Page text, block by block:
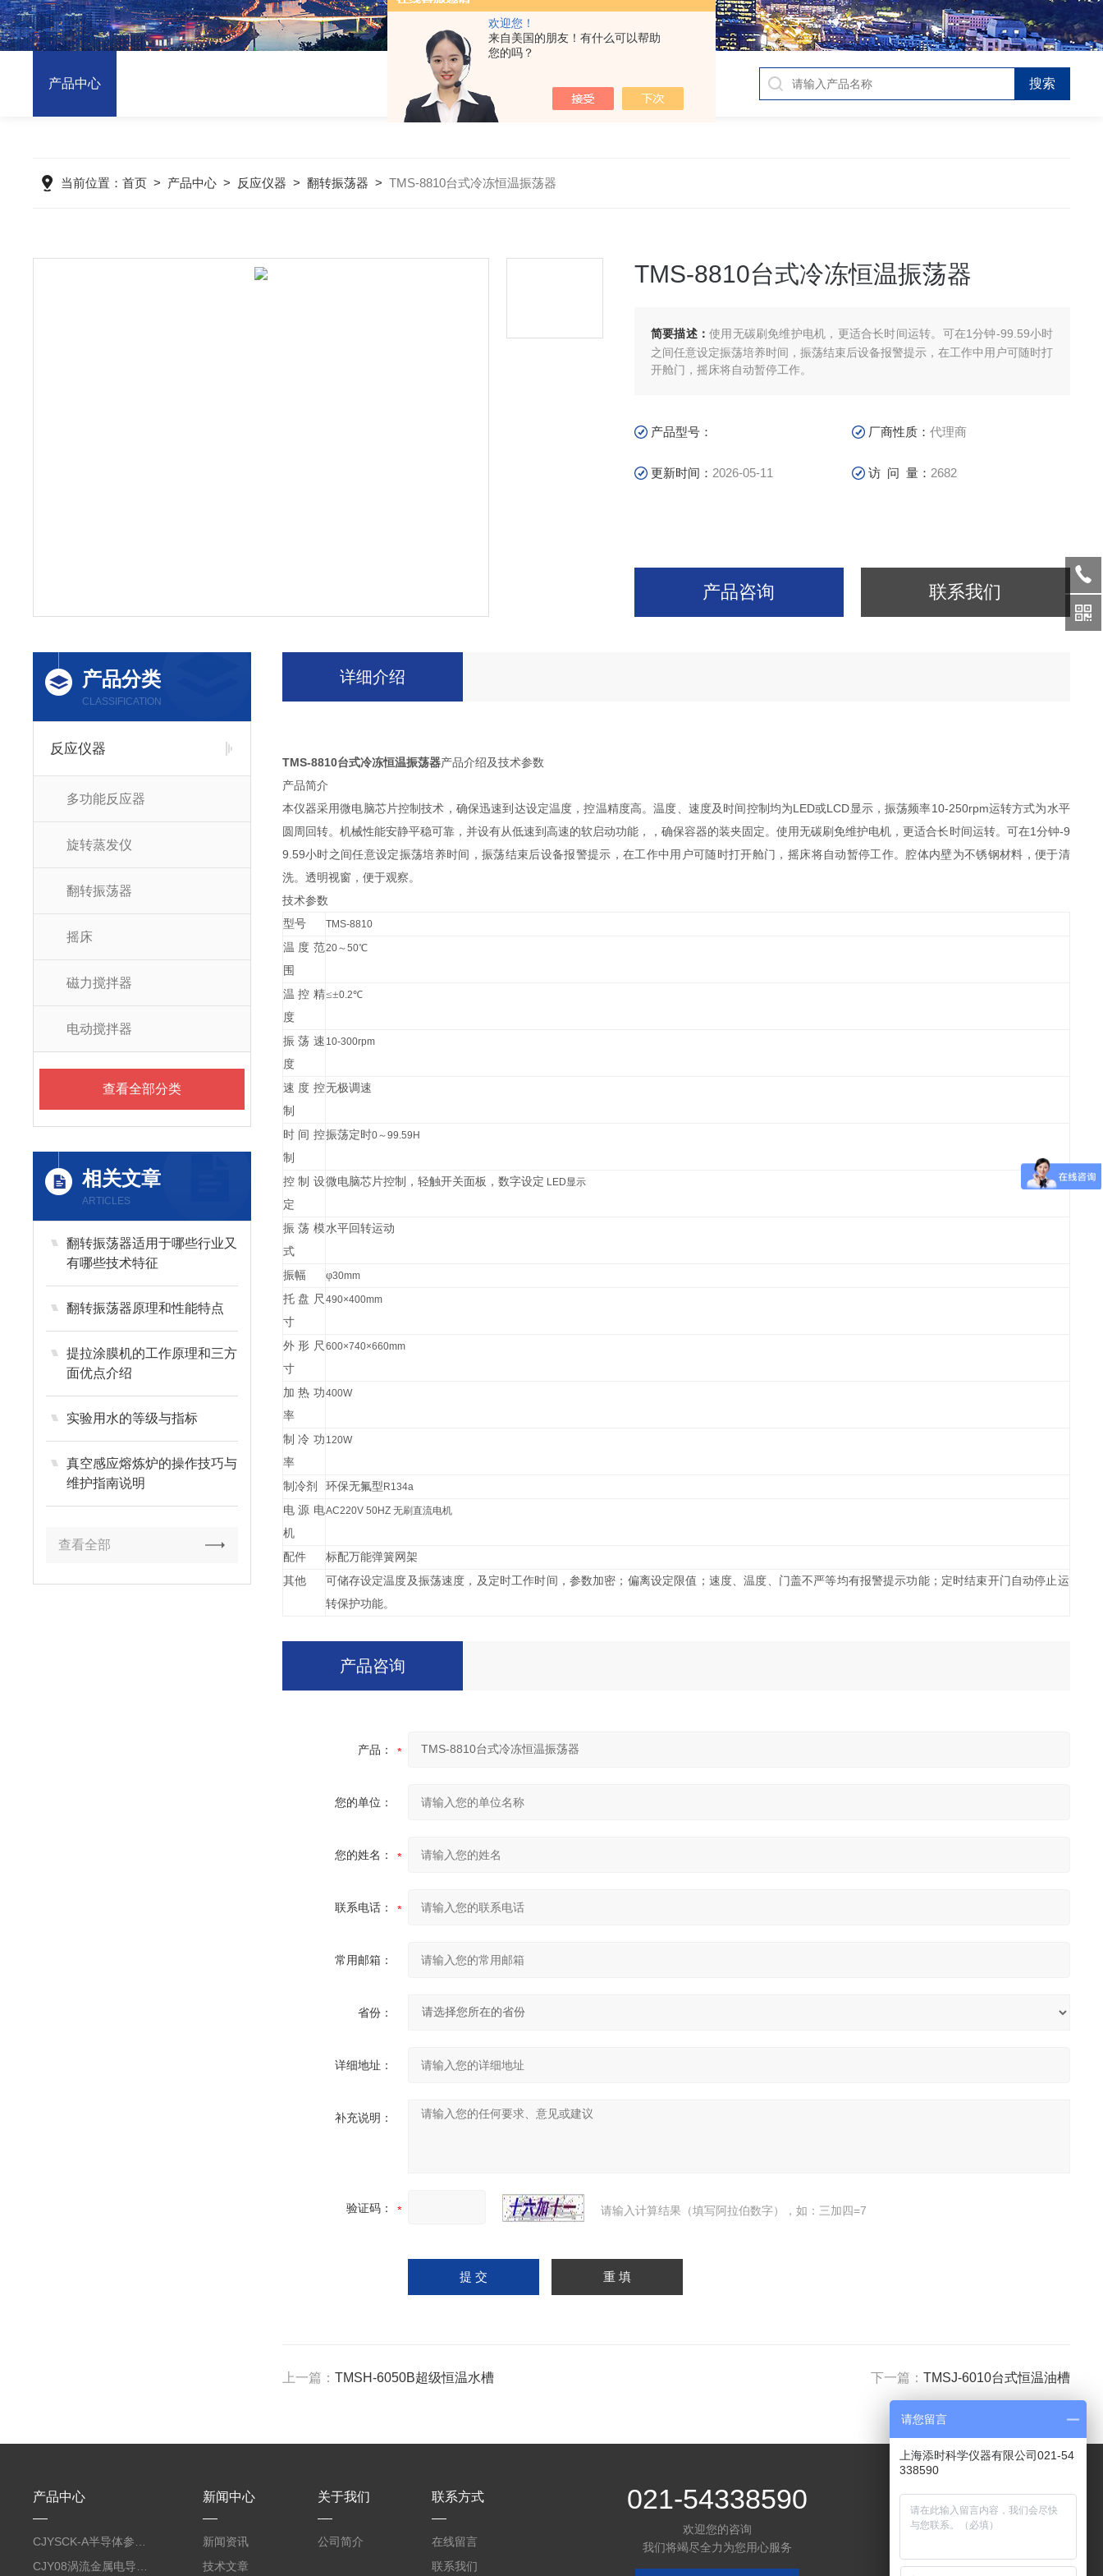
欢迎您！
来自美国的朋友！有什么可以帮助
您的吗？
产品中心
当前位置：首页 > 产品中心 > 反应仪器 >翻转振荡器 >TMS-8810台式冷冻恒温振荡器
TMS-8810台式冷冻恒温振荡器
简要描述：使用无碳刷免维护电机，更适合长时间运转。可在1分钟-99.59小时
之间任意设定振荡培养时间，振荡结束后设备报警提示，在工作中用户可随时打
开舱门，摇床将自动暂停工作。
产品型号： 厂商性质：代理商
更新时间： 2026-05-11 访 问 量： 2682
产品咨询 联系我们
产品分类
CLASSIFICATION
反应仪器
多功能反应器
旋转蒸发仪
翻转振荡器
摇床
磁力搅拌器
电动搅拌器
查看全部分类
相关文章
ARTICLES
翻转振荡器适用于哪些行业又
有哪些技术特征
翻转振荡器原理和性能特点
提拉涂膜机的工作原理和三方
面优点介绍
实验用水的等级与指标
真空感应熔炼炉的操作技巧与
维护指南说明
查看全部
详细介绍
TMS-8810台式冷冻恒温振荡器产品介绍及技术参数
产品简介
本仪器采用微电脑芯片控制技术，确保迅速到达设定温度，控温精度高。温度、速度及时间控制均为LED或LCD显示，振荡频率10-250rpm运转方式为水平
圆周回转。机械性能安静平稳可靠，并设有从低速到高速的软启动功能，，确保容器的装夹固定。使用无碳刷免维护电机，更适合长时间运转。可在1分钟-9
9.59小时之间任意设定振荡培养时间，振荡结束后设备报警提示，在工作中用户可随时打开舱门，摇床将自动暂停工作。腔体内壁为不锈钢材料，便于清
洗。透明视窗，便于观察。
技术参数
型号 TMS-8810
温度范
围
20～50℃
温控精
度
≤±0.2℃
振荡速
度
10-300rpm
速度控
制
无极调速
时间控
制
振荡定时0～99.59H
控制设
定
微电脑芯片控制，轻触开关面板，数字设定 LED显示
振荡模
式
水平回转运动
振幅 φ30mm
托盘尺
寸
490×400mm
外形尺
寸
600×740×660mm
加热功
率
400W
制冷功
率
120W
制冷剂 环保无氟型 R134a
电源电
机
AC220V 50HZ 无刷直流电机
配件
标配万能弹簧网架
其他
可储存设定温度及振荡速度，及定时工作时间，参数加密；偏离设定限值；速度、温度、门盖不严等均有报警提示功能；定时结束开门自动停止运
转保护功能。
产品咨询
产品：
您的单位：
您的姓名：
联系电话：
常用邮箱：
省份：
详细地址：
补充说明：
验证码： 请输入计算结果（填写阿拉伯数字），如：三加四=7
上一篇： TMSH-6050B超级恒温水槽 下一篇： TMSJ-6010台式恒温油槽
产品中心 新闻中心
新闻资讯
技术文章
关于我们
公司简介
联系方式
在线留言
联系我们
021-54338590
欢迎您的咨询
我们将竭尽全力为您用心服务
请您留言
上海添时科学仪器有限公司021-54
338590